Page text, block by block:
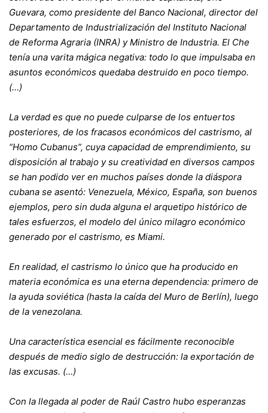
Guevara, como presidente del Banco Nacional, director del
Departamento de Industrialización del Instituto Nacional
de Reforma Agraria (INRA) y Ministro de Industria. El Che
tenía una varita mágica negativa: todo lo que impulsaba en
asuntos económicos quedaba destruido en poco tiempo.
(…)
La verdad es que no puede culparse de los entuertos
posteriores, de los fracasos económicos del castrismo, al
“Homo Cubanus”, cuya capacidad de emprendimiento, su
disposición al trabajo y su creatividad en diversos campos
se han podido ver en muchos países donde la diáspora
cubana se asentó: Venezuela, México, España, son buenos
ejemplos, pero sin duda alguna el arquetipo histórico de
tales esfuerzos, el modelo del único milagro económico
generado por el castrismo, es Miami.
En realidad, el castrismo lo único que ha producido en
materia económica es una eterna dependencia: primero de
la ayuda soviética (hasta la caída del Muro de Berlín), luego
de la venezolana.
Una característica esencial es fácilmente reconocible
después de medio siglo de destrucción: la exportación de
las excusas. (…)
Con la llegada al poder de Raúl Castro hubo esperanzas